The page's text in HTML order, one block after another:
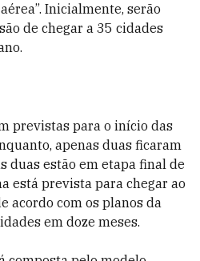
Inicialmente, serão
de chegar a 35 cidades
previstas para o início das
apenas duas ficaram
duas estão em etapa final de
está prevista para chegar ao
acordo com os planos da
em doze meses.